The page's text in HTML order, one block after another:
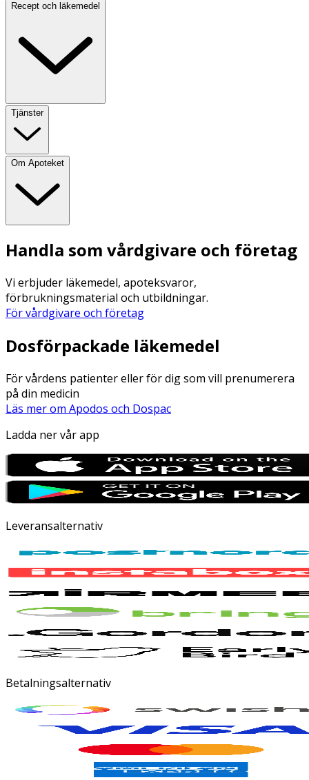
Recept och läkemedel
Tjänster
Om Apoteket
Handla som vårdgivare och företag
Vi erbjuder läkemedel, apoteksvaror,
förbrukningsmaterial och utbildningar.
För vårdgivare och företag
Dosförpackade läkemedel
För vårdens patienter eller för dig som vill prenumerera
på din medicin
Läs mer om Apodos och Dospac
Ladda ner vår app
Leveransalternativ
Betalningsalternativ